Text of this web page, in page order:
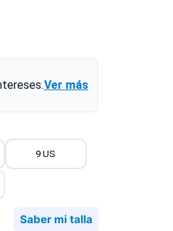
Ver más
9 US
Saber mi talla